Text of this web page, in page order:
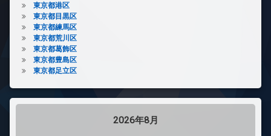
東京都港区
東京都目黒区
東京都練馬区
東京都荒川区
東京都葛飾区
東京都豊島区
東京都足立区
2026年8月